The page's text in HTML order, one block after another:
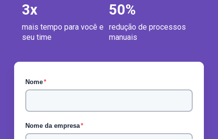
3x
mais tempo para você e
seu time
50%
redução de processos
manuais
Nome*
Nome da empresa*